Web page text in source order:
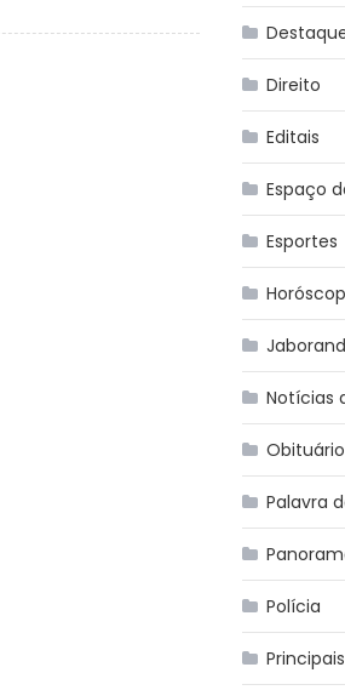
Direito
Editais
Espaço
Esportes
Notícias
Obituário
Palavra
Polícia